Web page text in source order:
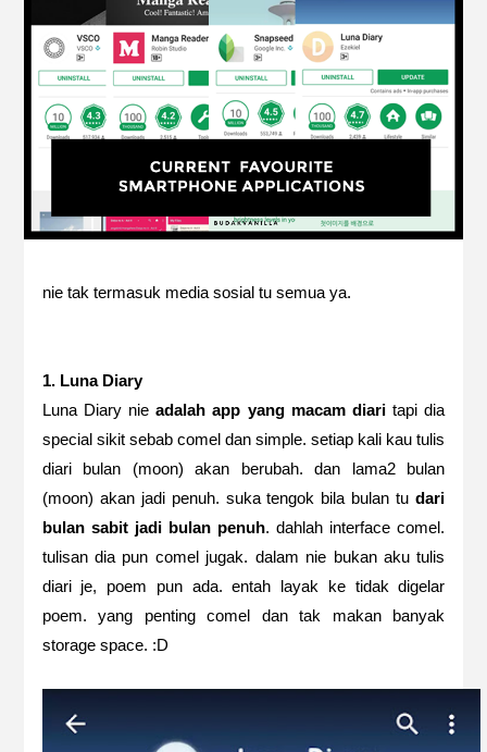
nie tak termasuk media sosial tu semua ya.
1. Luna Diary
Luna Diary nieadalah app yang macam diari tapi dia
special sikit sebab comel dan simple. setiap kali kau tulis
diari bulan (moon) akan berubah. dan lama2 bulan
(moon) akan jadi penuh. suka tengok bila bulan tudari
bulan sabit jadi bulan penuh. dahlah interface comel.
tulisan dia pun comel jugak. dalam nie bukan aku tulis
diari je, poem pun ada. entah layak ke tidak digelar
poem. yang penting comel dan tak makan banyak
storage space. :D